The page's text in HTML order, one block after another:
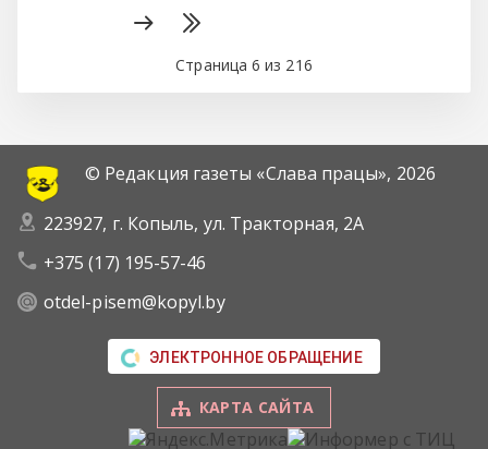
Страница 6 из 216
© Редакция газеты «Слава працы», 2026
223927, г. Копыль, ул. Тракторная, 2А
+375 (17) 195-57-46
otdel-pisem@kopyl.by
ЭЛЕКТРОННОЕ ОБРАЩЕНИЕ
КАРТА САЙТА